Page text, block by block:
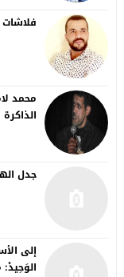
فلاشات
محمد
جدل